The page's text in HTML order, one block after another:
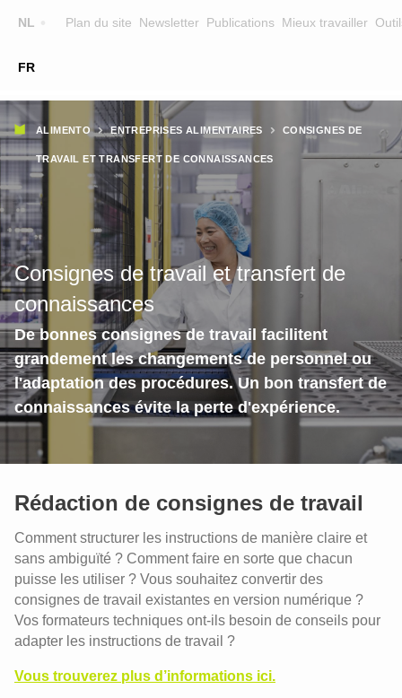
NL
FR
Plan du site Newsletter Publications Mieux travailler
Main
navigation
FORMATEURS
SUR ALIMENTO
EQUIPE
CONTACT
CHERCHER UNE FORMATION
Fil
d'Ariane
ALIMENTO ENTREPRISES ALIMENTAIRES CONSIGNES DE
TRAVAIL ET TRANSFERT DE CONNAISSANCES
Consignes de travail et transfert de
connaissances
De bonnes consignes de travail facilitent
grandement les changements de personnel ou
l'adaptation des procédures. Un bon transfert de
connaissances évite la perte d'expérience.
Rédaction de consignes de travail
Comment structurer les instructions de manière claire et
sans ambiguïté ? Comment faire en sorte que chacun
puisse les utiliser ? Vous souhaitez convertir des
consignes de travail existantes en version numérique ?
Vos formateurs techniques ont-ils besoin de conseils pour
adapter les instructions de travail ?
Vous trouverez plus d’informations ici.
Travailler sur les compétences
numériques est capital
Quel management adopter à l’ère de la
transformation numérique ?
Recherche et développement sur la
digitalisation
Le Digital Learning Scan